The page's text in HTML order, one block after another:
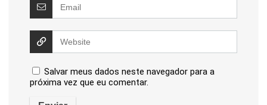
Salvar meus dados neste navegador para a
próxima vez que eu comentar.